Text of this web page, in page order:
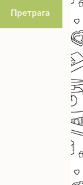
Претрага